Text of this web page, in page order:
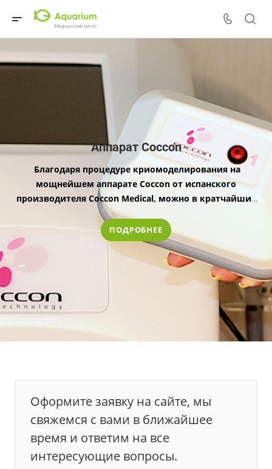
Аппарат Coccon
Благодаря процедуре криомоделирования на
мощнейшем аппарате Coccon от испанского
производителя Cocсon Medical, можно в кратчайшие
сроки безвозвратно избавиться от лишней жировой
ткани и получитьвидимый эффект.
ПОДРОБНЕЕ
Оформите заявку на сайте, мы
свяжемся с вами в ближайшее
время и ответим на все
интересующие вопросы.